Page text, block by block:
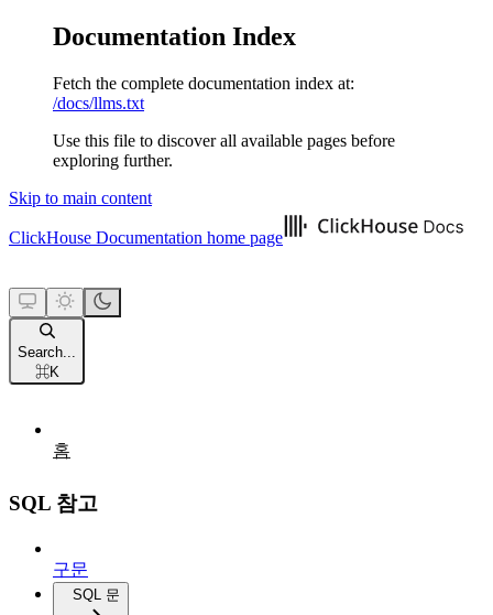
Documentation Index
Fetch the complete documentation index at:
/docs/llms.txt
Use this file to discover all available pages before
exploring further.
Skip to main content
ClickHouse Documentation home page
Search...
⌘K
홈
SQL 참고
구문
SQL 문